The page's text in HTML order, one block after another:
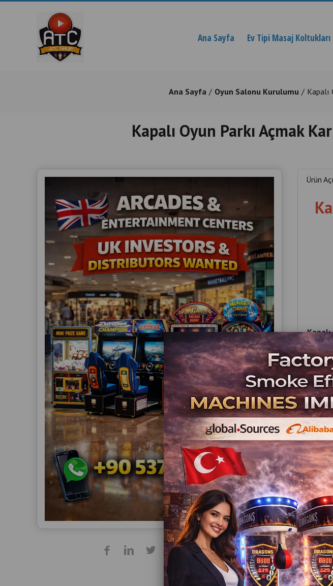
Ana Sayfa Ev Tipi Masaj Koltukları
Ana Sayfa Oyun Salonu Kurulumu Kapalı
Kapalı Oyun Parkı Açmak
Ürün
ve